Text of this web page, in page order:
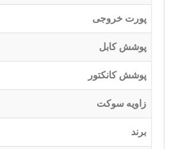
پورت خروجی
پوشش کابل
پوشش کانکتور
زاویه سوکت
برند